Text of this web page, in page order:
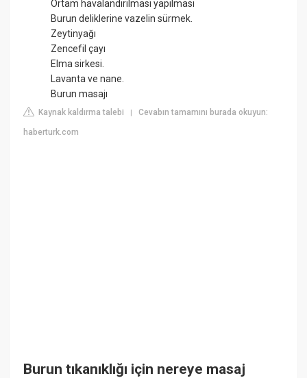
Ortam havalandırılması yapılması
Burun deliklerine vazelin sürmek.
Zeytinyağı
Zencefil çayı
Elma sirkesi.
Lavanta ve nane.
Burun masajı
Kaynak kaldırma talebi |Cevabın tamamını burada okuyun:
haberturk.com
Burun tıkanıklığı için nereye masaj